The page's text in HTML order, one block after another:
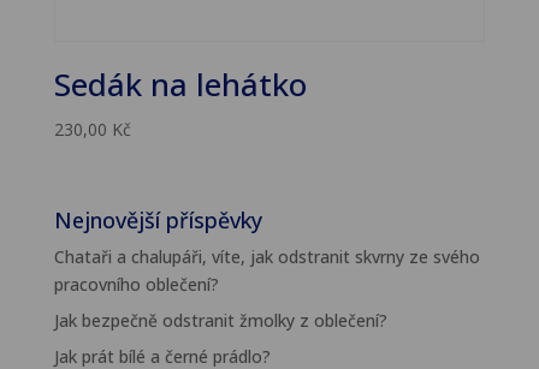
Sedák na lehátko
230,00 Kč
Nejnovější příspěvky
Chataři a chalupáři, víte, jak odstranit skvrny ze svého
pracovního oblečení?
Jak bezpečně odstranit žmolky z oblečení?
Jak prát bílé a černé prádlo?